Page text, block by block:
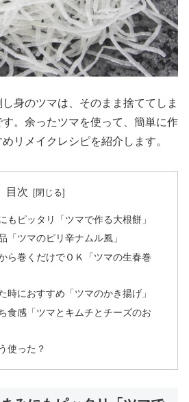
身のツマは、そのまま捨ててしま
。余ったツマを使って、簡単に作
リメイクレシピを紹介します。
目次
もピッタリ「ツマで作る大根餅」
「ツマのピリ辛ナムル風」
ら巻くだけでＯＫ「ツマの生春巻
時におすすめ「ツマのかき揚げ」
食感「ツマとキムチとチーズのお
使った？